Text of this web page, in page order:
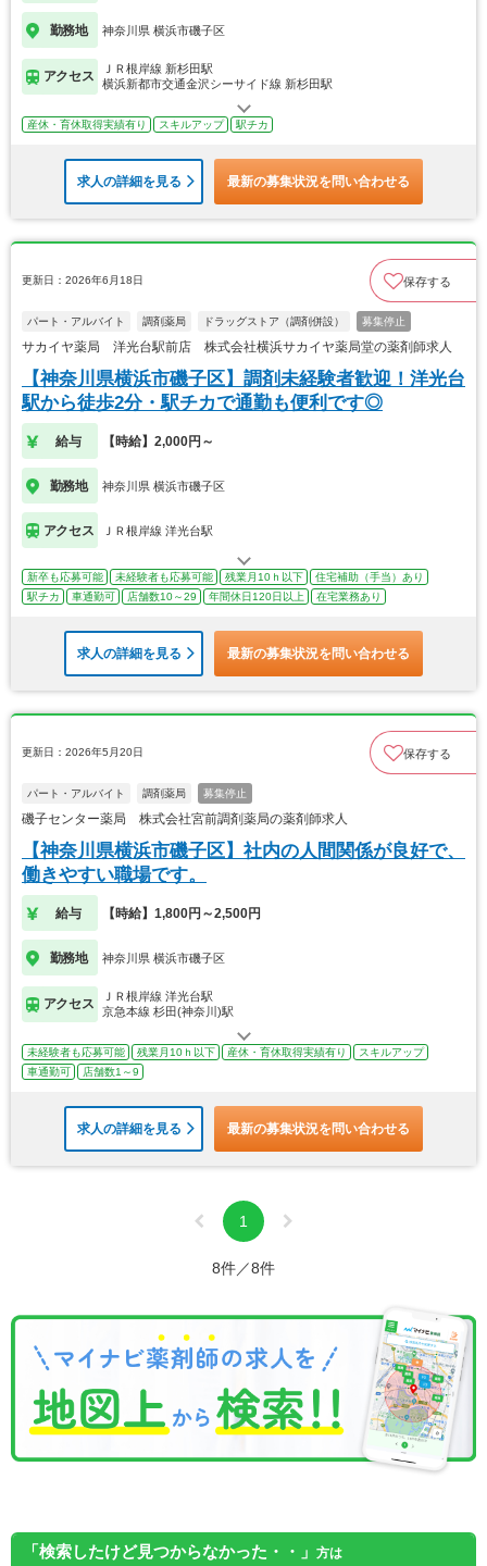
勤務地 神奈川県 横浜市磯子区
アクセス
ＪＲ根岸線 新杉田駅
横浜新都市交通金沢シーサイド線 新杉田駅
産休・育休取得実績有り スキルアップ 駅チカ
求人の詳細を見る 最新の募集状況を問い合わせる
更新日：2026年6月18日 保存する
パート・アルバイト 調剤薬局 ドラッグストア（調剤併設） 募集停止
サカイヤ薬局 洋光台駅前店 株式会社横浜サカイヤ薬局堂の薬剤師求人
【神奈川県横浜市磯子区】調剤未経験者歓迎！洋光台
駅から徒歩2分・駅チカで通勤も便利です◎
給与 【時給】2,000円～
勤務地 神奈川県 横浜市磯子区
アクセス ＪＲ根岸線 洋光台駅
新卒も応募可能 未経験者も応募可能 残業月10ｈ以下
住宅補助（手当）あり
駅チカ
車通勤可 店舗数10～29 年間休日120日以上 在宅業務あり
求人の詳細を見る 最新の募集状況を問い合わせる
更新日：2026年5月20日 保存する
パート・アルバイト 調剤薬局 募集停止
磯子センター薬局 株式会社宮前調剤薬局の薬剤師求人
【神奈川県横浜市磯子区】社内の人間関係が良好で、
働きやすい職場です。
給与 【時給】1,800円～2,500円
勤務地 神奈川県 横浜市磯子区
アクセス
ＪＲ根岸線 洋光台駅
京急本線 杉田(神奈川)駅
未経験者も応募可能 残業月10ｈ以下 産休・育休取得実績有り
スキルアップ
車通勤可
店舗数1～9
求人の詳細を見る 最新の募集状況を問い合わせる
1
8件／8件
「検索したけど見つからなかった・・」 方は